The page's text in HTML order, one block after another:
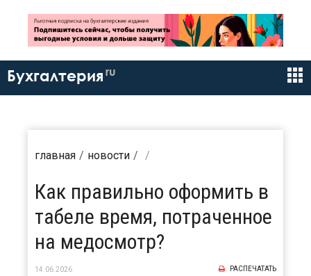
Бухгалтерия ru
главная новости
Как правильно оформить в
табеле время, потраченное
на медосмотр?
14.06.2026 РАСПЕЧАТАТЬ